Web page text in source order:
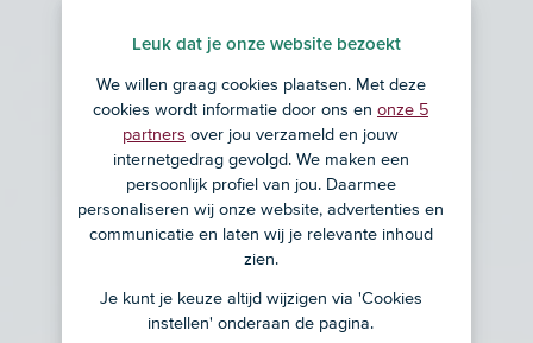
Leuk dat je onze website bezoekt
We willen graag cookies plaatsen. Met deze
cookies wordt informatie door ons en onze 5
partners over jou verzameld en jouw
internetgedrag gevolgd. We maken een
persoonlijk profiel van jou. Daarmee
personaliseren wij onze website, advertenties en
communicatie en laten wij je relevante inhoud
zien.
Je kunt je keuze altijd wijzigen via 'Cookies
instellen' onderaan de pagina.